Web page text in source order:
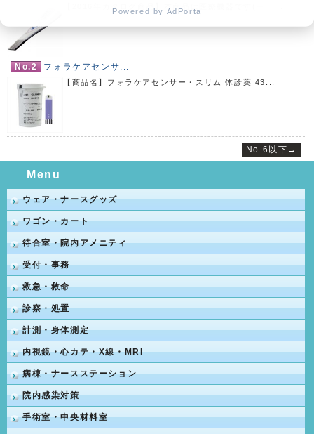
No.2 フォラケアセンサ...
【商品名】フォラケアセンサー・スリム 体診薬 43...
No.6以下→
Menu
ウェア・ナースグッズ
ワゴン・カート
待合室・院内アメニティ
受付・事務
救急・救命
診察・処置
計測・身体測定
内視鏡・心カテ・X線・MRI
病棟・ナースステーション
院内感染対策
手術室・中央材料室
Powered by AdPorta